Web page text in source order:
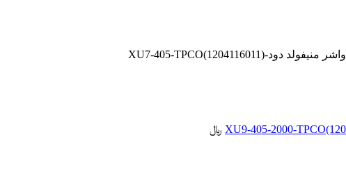
واشر منیفولد دود-XU7-405-TPCO(1204116011)
﷼